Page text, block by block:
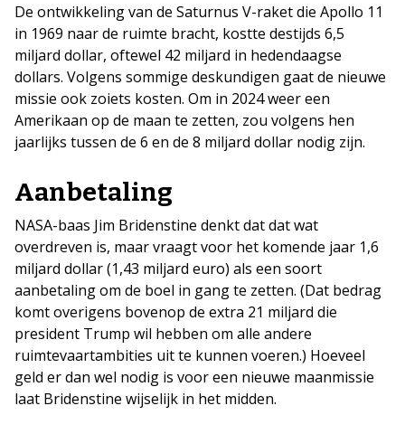
De ontwikkeling van de Saturnus V-raket die Apollo 11
in 1969 naar de ruimte bracht, kostte destijds 6,5
miljard dollar, oftewel 42 miljard in hedendaagse
dollars. Volgens sommige deskundigen gaat de nieuwe
missie ook zoiets kosten. Om in 2024 weer een
Amerikaan op de maan te zetten, zou volgens hen
jaarlijks tussen de 6 en de 8 miljard dollar nodig zijn.
Aanbetaling
NASA-baas Jim Bridenstine denkt dat dat wat
overdreven is, maar vraagt voor het komende jaar 1,6
miljard dollar (1,43 miljard euro) als een soort
aanbetaling om de boel in gang te zetten. (Dat bedrag
komt overigens bovenop de extra 21 miljard die
president Trump wil hebben om alle andere
ruimtevaartambities uit te kunnen voeren.) Hoeveel
geld er dan wel nodig is voor een nieuwe maanmissie
laat Bridenstine wijselijk in het midden.